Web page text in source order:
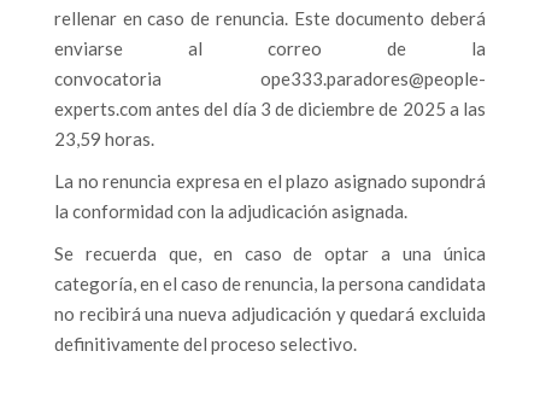
rellenar en caso de renuncia. Este documento deberá
enviarse al correo de la
convocatoria ope333.paradores@people-
experts.com antes del día 3 de diciembre de 2025 a las
23,59 horas.
La no renuncia expresa en el plazo asignado supondrá
la conformidad con la adjudicación asignada.
Se recuerda que, en caso de optar a una única
categoría, en el caso de renuncia, la persona candidata
no recibirá una nueva adjudicación y quedará excluida
definitivamente del proceso selectivo.